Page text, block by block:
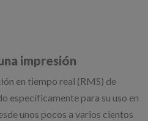
impresión​
en tiempo real (RMS) de
específicamente para su uso en
unos pocos a varios cientos